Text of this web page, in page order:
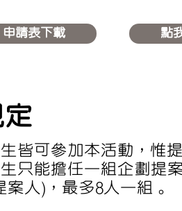
申請表下載 點
皆可參加本活動，惟
只能擔任一組企劃提
人)，最多8人一組 。